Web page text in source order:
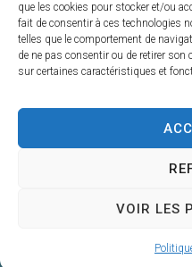
que les cookies pour stocker et/ou
fait de consentir à ces technologies
telles que le comportement de
de ne pas consentir ou de retirer
sur certaines caractéristiques et
VOIR LES
A vos
Centre de Gestion
Territoriale du Gers
4, Place du Maréchal
32001 AUCH CEDEX